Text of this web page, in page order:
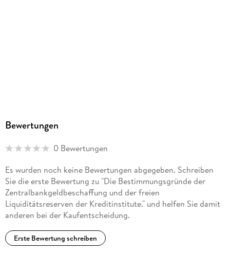
Bewertungen
0 Bewertungen
Es wurden noch keine Bewertungen abgegeben. Schreiben
Sie die erste Bewertung zu "Die Bestimmungsgründe der
Zentralbankgeldbeschaffung und der freien
Liquiditätsreserven der Kreditinstitute." und helfen Sie damit
anderen bei der Kaufentscheidung.
Erste Bewertung schreiben